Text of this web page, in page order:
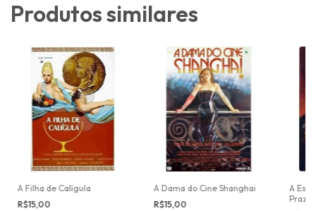
Produtos similares
A Filha de Calígula
R$15,00
A Dama do Cine Shanghai
R$15,00
A